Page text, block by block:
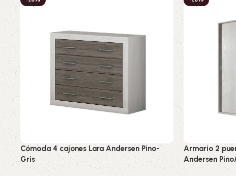
Cómoda 4 cajones Lara Andersen Pino-
Gris
Armario 2
Andersen